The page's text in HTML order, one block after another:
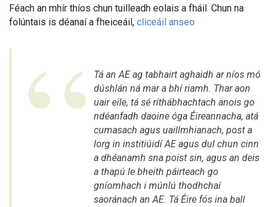
Féach an mhír thíos chun tuilleadh eolais a fháil. Chun na
folúntais is déanaí a fheiceáil, cliceáil anseo
Tá an AE ag tabhairt aghaidh ar níos mó
dúshlán ná mar a bhí riamh. Thar aon
uair eile, tá sé ríthábhachtach anois go
ndéanfadh daoine óga Éireannacha, atá
cumasach agus uaillmhianach, post a
lorg in institiúidí AE agus dul chun cinn
a dhéanamh sna poist sin, agus an deis
a thapú le bheith páirteach go
gníomhach i múnlú thodhchaí
saoránach an AE. Tá Éire fós ina ball